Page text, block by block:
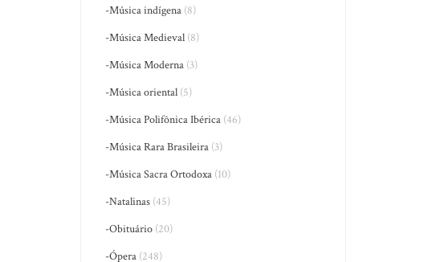
-Música indígena (8)
-Música Medieval (8)
-Música Moderna (3)
-Música oriental (5)
-Música Polifônica Ibérica (46)
-Música Rara Brasileira (3)
-Música Sacra Ortodoxa (10)
-Natalinas (45)
-Obituário (20)
-Ópera (248)